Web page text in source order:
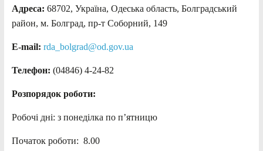
Адреса: 68702, Україна, Одеська область, Болградський
район, м. Болград, пр-т Соборний, 149
E-mail: rda_bolgrad@od.gov.ua
Телефон: (04846) 4-24-82
Розпорядок роботи:
Робочі дні: з понеділка по п’ятницю
Початок роботи: 8.00